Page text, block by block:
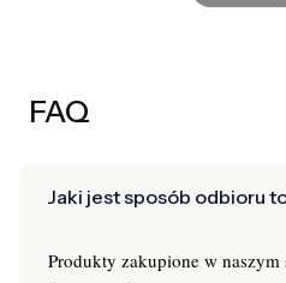
FAQ
Jaki jest sposób odbioru
Produkty zakupione w naszym